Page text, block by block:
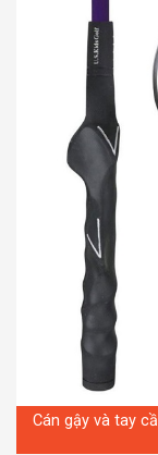
Cán gậy và tay